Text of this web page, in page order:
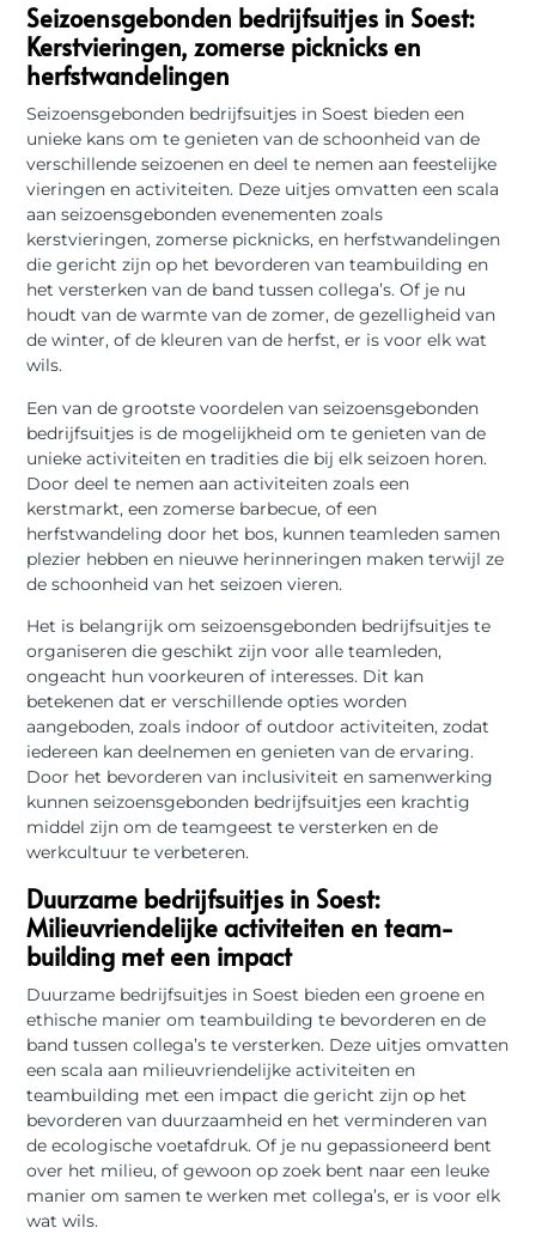
Seizoensgebonden bedrijfsuitjes in Soest:
Kerstvieringen, zomerse picknicks en
herfstwandelingen
Seizoensgebonden bedrijfsuitjes in Soest bieden een
unieke kans om te genieten van de schoonheid van de
verschillende seizoenen en deel te nemen aan feestelijke
vieringen en activiteiten. Deze uitjes omvatten een scala
aan seizoensgebonden evenementen zoals
kerstvieringen, zomerse picknicks, en herfstwandelingen
die gericht zijn op het bevorderen van teambuilding en
het versterken van de band tussen collega’s. Of je nu
houdt van de warmte van de zomer, de gezelligheid van
de winter, of de kleuren van de herfst, er is voor elk wat
wils.
Een van de grootste voordelen van seizoensgebonden
bedrijfsuitjes is de mogelijkheid om te genieten van de
unieke activiteiten en tradities die bij elk seizoen horen.
Door deel te nemen aan activiteiten zoals een
kerstmarkt, een zomerse barbecue, of een
herfstwandeling door het bos, kunnen teamleden samen
plezier hebben en nieuwe herinneringen maken terwijl ze
de schoonheid van het seizoen vieren.
Het is belangrijk om seizoensgebonden bedrijfsuitjes te
organiseren die geschikt zijn voor alle teamleden,
ongeacht hun voorkeuren of interesses. Dit kan
betekenen dat er verschillende opties worden
aangeboden, zoals indoor of outdoor activiteiten, zodat
iedereen kan deelnemen en genieten van de ervaring.
Door het bevorderen van inclusiviteit en samenwerking
kunnen seizoensgebonden bedrijfsuitjes een krachtig
middel zijn om de teamgeest te versterken en de
werkcultuur te verbeteren.
Duurzame bedrijfsuitjes in Soest:
Milieuvriendelijke activiteiten en team-
building met een impact
Duurzame bedrijfsuitjes in Soest bieden een groene en
ethische manier om teambuilding te bevorderen en de
band tussen collega’s te versterken. Deze uitjes omvatten
een scala aan milieuvriendelijke activiteiten en
teambuilding met een impact die gericht zijn op het
bevorderen van duurzaamheid en het verminderen van
de ecologische voetafdruk. Of je nu gepassioneerd bent
over het milieu, of gewoon op zoek bent naar een leuke
manier om samen te werken met collega’s, er is voor elk
wat wils.